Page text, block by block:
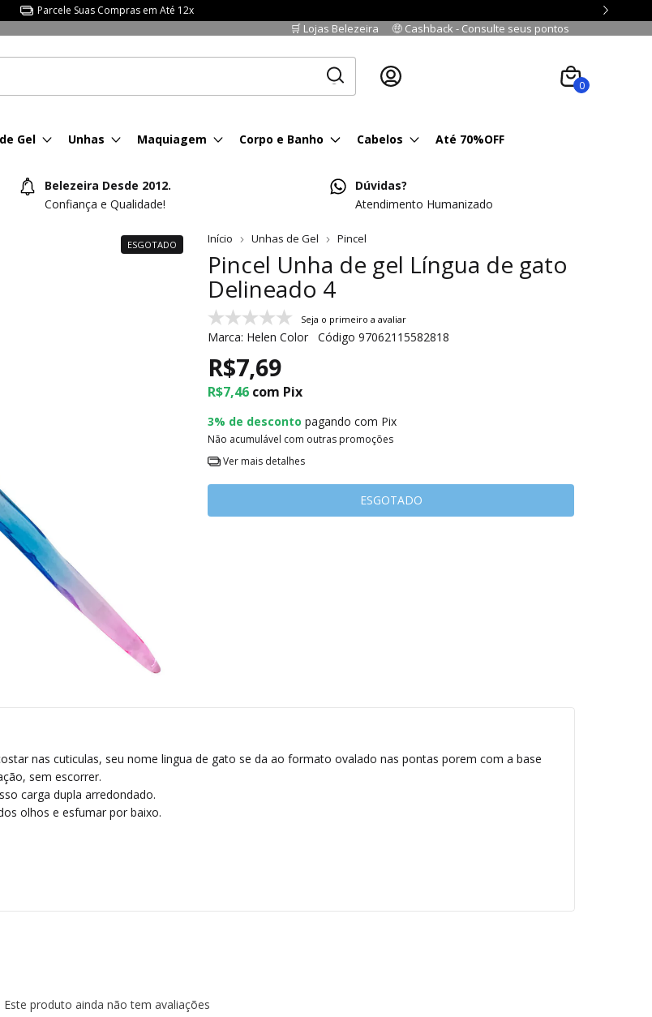
Parcele Suas Compras em Até 12x
🛒 Lojas Belezeira 🤑 Cashback - Consulte seus pontos
0
Gel Unhas Maquiagem Corpo e Banho Cabelos Até 70%OFF
Belezeira Desde 2012.
Confiança e Qualidade!
Dúvidas?
Atendimento Humanizado
ESGOTADO Início Unhas de Gel Pincel
Pincel Unha de gel Língua de gato
Delineado 4
Seja o primeiro a avaliar
Marca: Helen Color Código 97062115582818
R$7,69
R$7,46 com Pix
3% de desconto pagando com Pix
Não acumulável com outras promoções
Ver mais detalhes
nas cuticulas, seu nome lingua de gato se da ao formato ovalado nas pontas porem com a base
sem escorrer.
carga dupla arredondado.
olhos e esfumar por baixo.
Este produto ainda não tem avaliações